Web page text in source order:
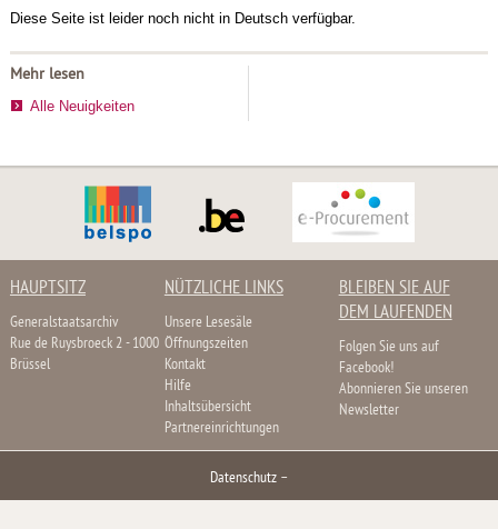
Diese Seite ist leider noch nicht in Deutsch verfügbar.
Mehr lesen
Alle Neuigkeiten
HAUPTSITZ
Generalstaatsarchiv
Rue de Ruysbroeck 2 - 1000
Brüssel
NÜTZLICHE LINKS
Unsere Lesesäle
Öffnungszeiten
Kontakt
Hilfe
Inhaltsübersicht
Partnereinrichtungen
BLEIBEN SIE AUF
DEM LAUFENDEN
Folgen Sie uns auf
Facebook!
Abonnieren Sie unseren
Newsletter
Datenschutz –